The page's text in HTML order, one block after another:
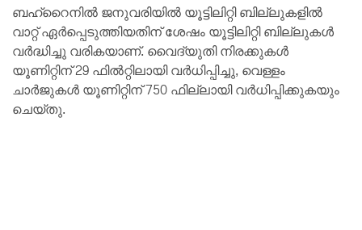
ബഹ്‌റൈനിൽ ജനുവരിയിൽ യൂട്ടിലിറ്റി ബില്ലുകളിൽ
വാറ്റ് ഏർപ്പെടുത്തിയതിന് ശേഷം യൂട്ടിലിറ്റി ബില്ലുകൾ
വർദ്ധിച്ചു വരികയാണ്. വൈദ്യുതി നിരക്കുകൾ
യൂണിറ്റിന് 29 ഫിൽറ്റിലായി വർധിപ്പിച്ചു, വെള്ളം
ചാർജുകൾ യൂണിറ്റിന് 750 ഫില്ലായി വർധിപ്പിക്കുകയും
ചെയ്തു.